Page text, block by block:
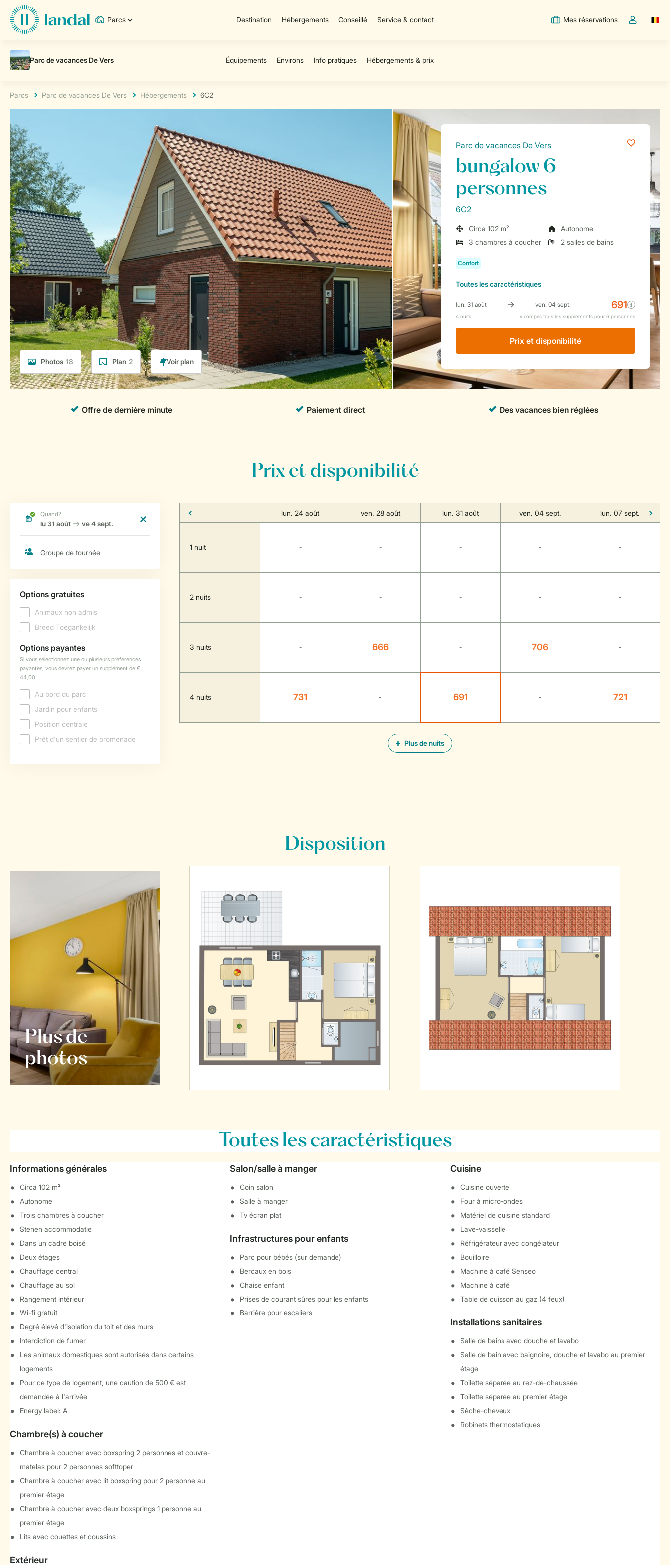
Parcs Destination Hébergements Conseillé Service & contact Mes réservations
Toggle the
Parcs Parc de vacances De Vers Hébergements 6C2
Photos 18 Plan 2
Parc de vacances De Vers
bungalow 6
personnes
6C2
Circa 102 m²
Autonome
3 chambres à coucher
2 salles de bains
Toutesles caractéristiques
Prix ​​et disponibilité
Prix et disponibilité
Plus de nuits
lun. 24 août ven. 28 août lun. 31 août ven. 04 sept. lun. 07 sept.
1 nuit - - - - -
2 nuits - - - - -
3 nuits - 666 - 706 -
4 nuits 731 - 691 - 721
Disposition
Plus de
photos
Toutesles caractéristiques
Informations générales
Circa 102 m²
Autonome
Trois chambres à coucher
Stenen accommodatie
Dans un cadre boisé
Deux étages
Chauffage central
Chauffage au sol
Rangement intérieur
Wi-fi gratuit
Degré élevé d'isolation du toit et des murs
Interdiction de fumer
Les animaux domestiques sont autorisés dans certains
logements
Pour ce type de logement, une caution de 500 € est
demandée à l'arrivée
Energy label: A
Chambre(s) à coucher
Chambre à coucher avec boxspring 2 personnes et couvre-
matelas pour 2 personnes softtoper
Chambre à coucher avec lit boxspring pour 2 personne au
premier étage
Chambre à coucher avec deux boxsprings 1 personne au
premier étage
Lits avec couettes et coussins
Extérieur
Salon/salle à manger
Coin salon
Salle à manger
Tv écran plat
Infrastructures pour enfants
Parc pour bébés (sur demande)
Bercaux en bois
Chaise enfant
Prises de courant sûres pour les enfants
Barrière pour escaliers
Cuisine
Cuisine ouverte
Four à micro-ondes
Matériel de cuisine standard
Lave-vaisselle
Réfrigérateur avec congélateur
Bouilloire
Machine à café Senseo
Machine à café
Table de cuisson au gaz (4 feux)
Installations sanitaires
Salle de bains avec douche et lavabo
Salle de bain avec baignoire, douche et lavabo au premier
étage
Toilette séparée au rez-de-chaussée
Toilette séparée au premier étage
Sèche-cheveux
Robinets thermostatiques